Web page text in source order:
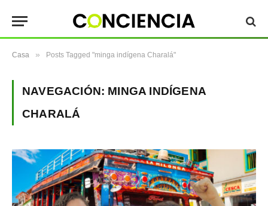
Casa » Posts Tagged "minga indígena Charalá"
NAVEGACIÓN: MINGA INDÍGENA
CHARALÁ